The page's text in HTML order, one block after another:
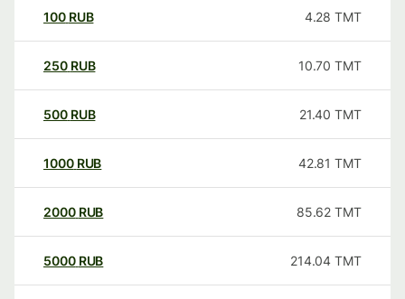
100 RUB 4.28 TMT
250 RUB 10.70 TMT
500 RUB 21.40 TMT
1000 RUB 42.81 TMT
2000 RUB 85.62 TMT
5000 RUB 214.04 TMT